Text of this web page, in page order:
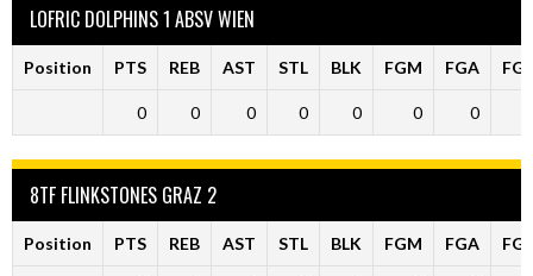
LOFRIC DOLPHINS 1 ABSV WIEN
Position PTS REB AST STL BLK FGM FGA
0 0 0 0 0 0 0
8TF FLINKSTONES GRAZ 2
Position PTS REB AST STL BLK FGM FGA